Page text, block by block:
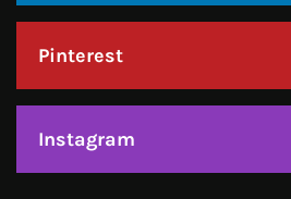
Twitter
Google Plus